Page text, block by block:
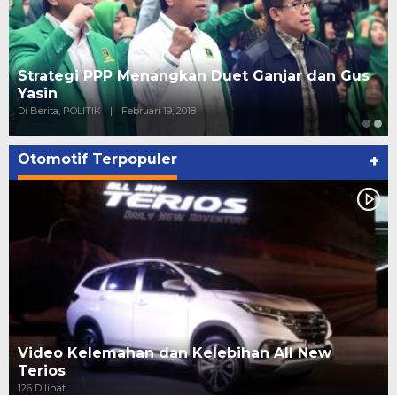
Strategi PPP Menangkan Duet Ganjar dan Gus
Yasin
Di Berita, POLITIK | Februari 19, 2018
Otomotif Terpopuler +
Video Kelemahan dan Kelebihan All New
Terios
126 Dilihat